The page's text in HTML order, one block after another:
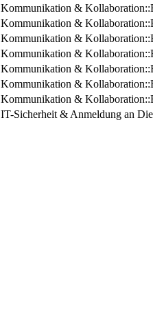
Kommunikation &
Kommunikation &
Kommunikation &
Kommunikation &
Kommunikation &
Kommunikation &
Kommunikation &
IT-Sicherheit & Anmeldung an